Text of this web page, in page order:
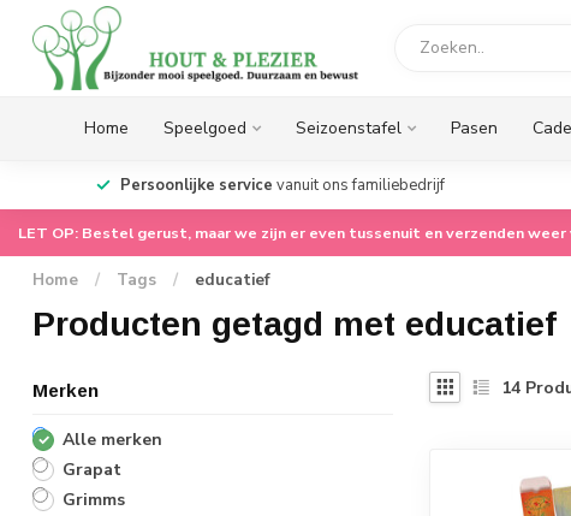
Home Speelgoed Seizoenstafel Pasen
Persoonlijke service vanuit ons familiebedrijf
LET OP: Bestel gerust, maar we zijn er even tussenuit en verzenden weer
Home / Tags / educatief
Producten getagd met educatief
Merken
Alle merken
Grapat
Grimms
14